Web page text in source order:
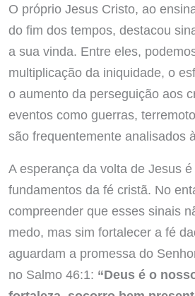
O próprio Jesus Cristo, ao
do fim dos tempos, destacou
a sua vinda. Entre eles,
multiplicação da iniquidade, o
o aumento da perseguição aos
eventos como guerras,
são frequentemente analisados
A esperança da volta de Jesus
fundamentos da fé cristã. No
compreender que esses sinais
medo, mas sim fortalecer a fé
aguardam a promessa do
no Salmo 46:1: “Deus é o